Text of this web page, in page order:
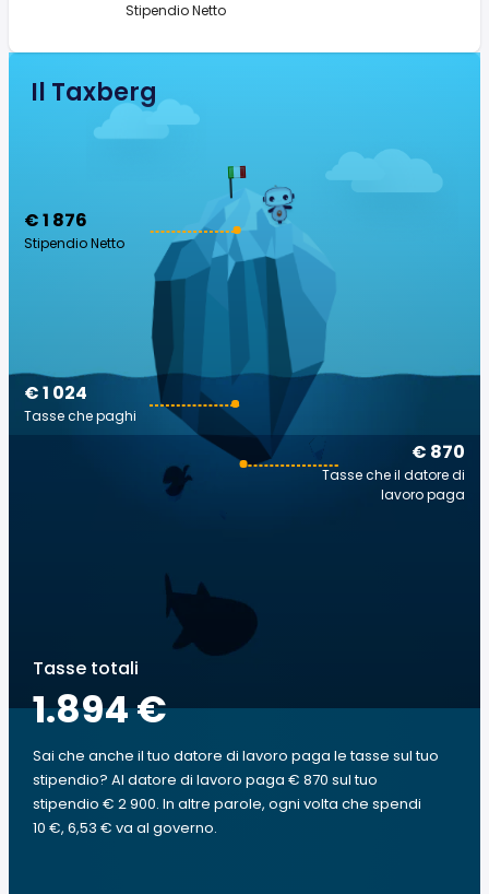
Stipendio Netto
Il Taxberg
€ 1 876
Stipendio Netto
€ 870
Tasse che il datore di
lavoro paga
€ 1 024
Tasse che paghi
Tasse totali
1.894 €
Sai che anche il tuo datore di lavoro paga le tasse sul tuo
stipendio? Al datore di lavoro paga € 870 sul tuo
stipendio € 2 900. In altre parole, ogni volta che spendi
10 €, 6,53 € va al governo.